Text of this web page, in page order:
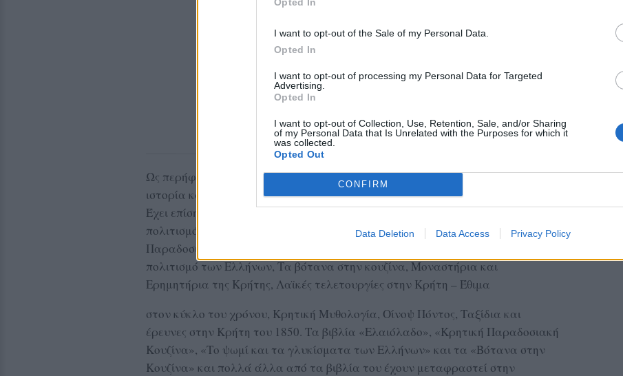
I want to opt-out of the Sale of my Personal Data.
Opted In
I want to opt-out of processing my Personal Data for Targeted
Advertising.
Opted In
I want to opt-out of Collection, Use, Retention, Sale, and/or Sharing
of my Personal Data that Is Unrelated with the Purposes for which it
was collected.
Opted Out
CONFIRM
Data Deletion Data Access Privacy Policy
Ως περήφανο γέννημα θρέμμα του κρητικού τόπου, πάντα θαύμαζε την
ιστορία και τους θρύλους του νησιού του, αλλά και ολόκληρης της Ελλάδας.
Έχει επίσης γράψει περισσότερα από 25 βιβλία ανάμεσα στα οποία είναι: Ο
πολιτισμός της ελιάς. Το ελαιόλαδο, Το ψωμί των Ελλήνων, Κρητική
Παραδοσιακή Κουζίνα, Ελαίας στέφανος. Η ελιά και τα στεφάνια της στον
πολιτισμό των Ελλήνων, Τα βότανα στην κουζίνα, Μοναστήρια και
Ερημητήρια της Κρήτης, Λαϊκές τελετουργίες στην Κρήτη – Έθιμα
στον κύκλο του χρόνου, Κρητική Μυθολογία, Οίνοψ Πόντος, Ταξίδια και
έρευνες στην Κρήτη του 1850. Τα βιβλία «Ελαιόλαδο», «Κρητική Παραδοσιακή
Κουζίνα», «Το ψωμί και τα γλυκίσματα των Ελλήνων» και τα «Βότανα στην
Κουζίνα» και πολλά άλλα από τα βιβλία του έχουν μεταφραστεί στην